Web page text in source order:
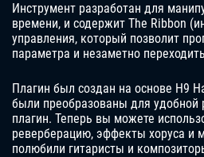
Инструмент разработан для
времени, и содержит The Ribbon
управления, который позволит
параметра и незаметно
Плагин был создан на основе H9
были преобразованы для
плагин. Теперь вы можете
реверберацию, эффекты хоруса и
полюбили гитаристы и